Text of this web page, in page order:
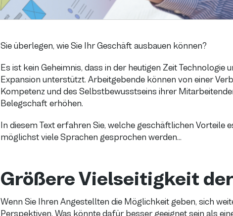
Sie überlegen, wie Sie Ihr Geschäft ausbauen können?
Es ist kein Geheimnis, dass in der heutigen Zeit
Expansion unterstützt. Arbeitgebende können von einer
Kompetenz und des Selbstbewusstseins ihrer
Belegschaft erhöhen.
In diesem Text erfahren Sie, welche geschäftlichen Vorteile
möglichst viele Sprachen gesprochen werden...
Größere Vielseitigkeit
Wenn Sie Ihren Angestellten die Möglichkeit geben, sich
Perspektiven. Was könnte dafür besser geeignet sein als